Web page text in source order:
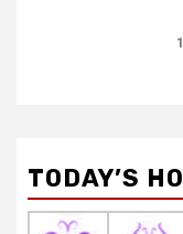
1
TODAY’S